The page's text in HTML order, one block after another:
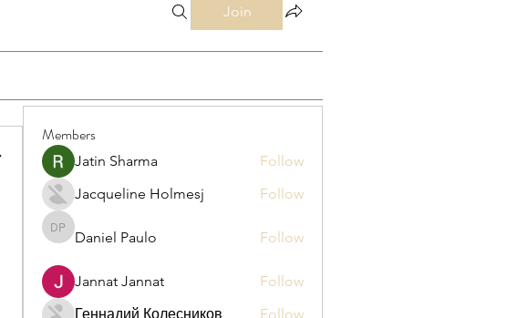
Join
Members
Jatin Sharma
Follow
Jacqueline Holmesj
Follow
Daniel Paulo
Daniel Paulo Follow
Jannat Jannat
Follow
Геннадий Колесников
Follow